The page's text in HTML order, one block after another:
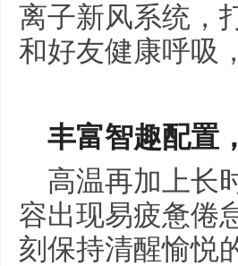
离子新风系统，
和好友健康呼吸
丰富智趣配置 ，
高温再加上长
容出现易疲惫倦
刻保持清醒愉悦